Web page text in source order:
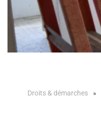
Droits & démarches